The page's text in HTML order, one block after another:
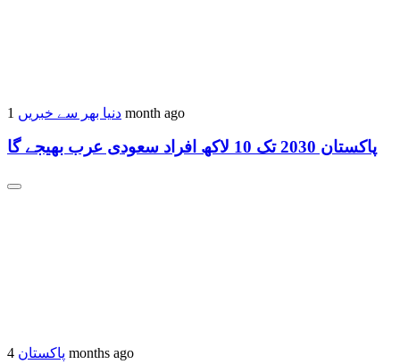
دنیا بھر سے خبریں 1 month ago
پاکستان 2030 تک 10 لاکھ افراد سعودی عرب بھیجے گا
پاکستان 4 months ago